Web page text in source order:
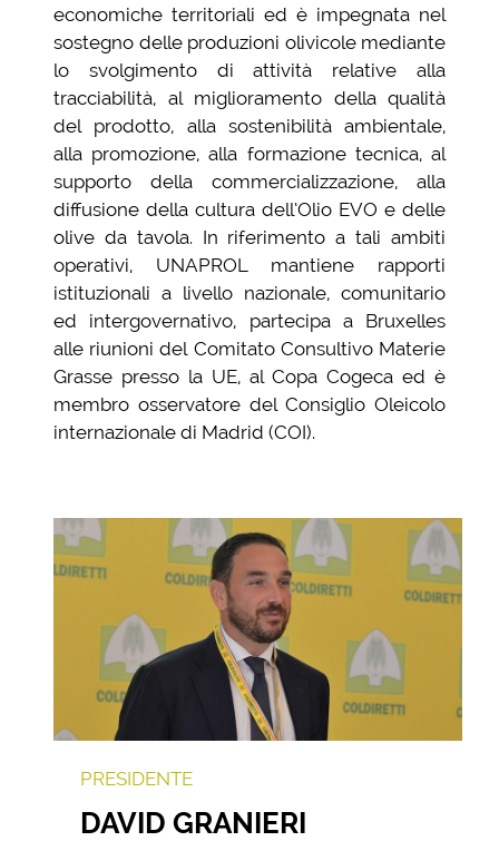
economiche territoriali ed è impegnata nel
sostegno delle produzioni olivicole mediante
lo svolgimento di attività relative alla
tracciabilità, al miglioramento della qualità
del prodotto, alla sostenibilità ambientale,
alla promozione, alla formazione tecnica, al
supporto della commercializzazione, alla
diffusione della cultura dell’Olio EVO e delle
olive da tavola. In riferimento a tali ambiti
operativi, UNAPROL mantiene rapporti
istituzionali a livello nazionale, comunitario
ed intergovernativo, partecipa a Bruxelles
alle riunioni del Comitato Consultivo Materie
Grasse presso la UE, al Copa Cogeca ed è
membro osservatore del Consiglio Oleicolo
internazionale di Madrid (COI).
PRESIDENTE
DAVID GRANIERI